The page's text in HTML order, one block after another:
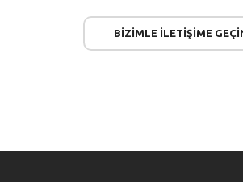
BIZIMLE ILETIŞIME